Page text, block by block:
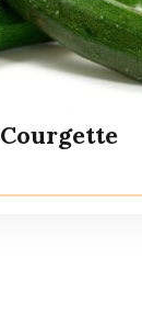
Courgette